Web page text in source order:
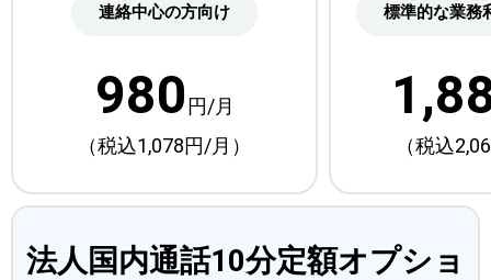
連絡中心の方向け
980円/月
（税込1,078円/月）
標準的な業務
（税込
法人国内通話10分定額オプショ